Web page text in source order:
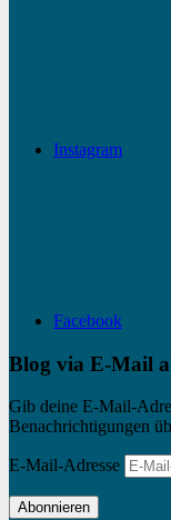
Instagram
Facebook
Blog via E-Mail
Gib deine E-Mail-
Benachrichtigungen
E-Mail-Adresse
Abonnieren